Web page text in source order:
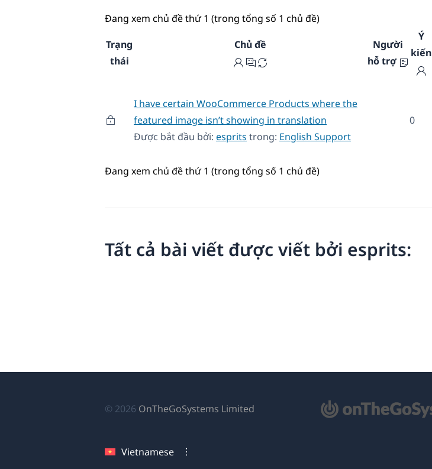
Đang xem chủ đề thứ 1 (trong tổng số 1 chủ đề)
Trạng
thái
Chủ đề
Người
hỗ trợ
Ý
kiến
I have certain WooCommerce Products where the
featured image isn’t showing in translation
Được bắt đầu bởi: esprits trong: English Support
0
Đang xem chủ đề thứ 1 (trong tổng số 1 chủ đề)
Tất cả bài viết được viết bởi esprits:
© 2026 OnTheGoSystems Limited
Vietnamese